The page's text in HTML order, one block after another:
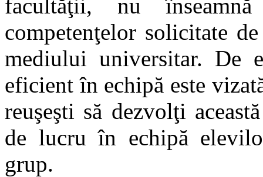
facultăţii, nu
competenţelor solicitate
mediului universitar. De
eficient în echipă este
reuşeşti să dezvolţi
de lucru în echipă
grup.